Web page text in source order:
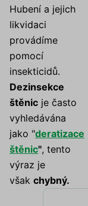
Hubení a jejich
likvidaci
provádíme
pomocí
insekticidů.
Dezinsekce
štěnic je často
vyhledávána
jako "deratizace
štěnic", tento
výraz je
však chybný.